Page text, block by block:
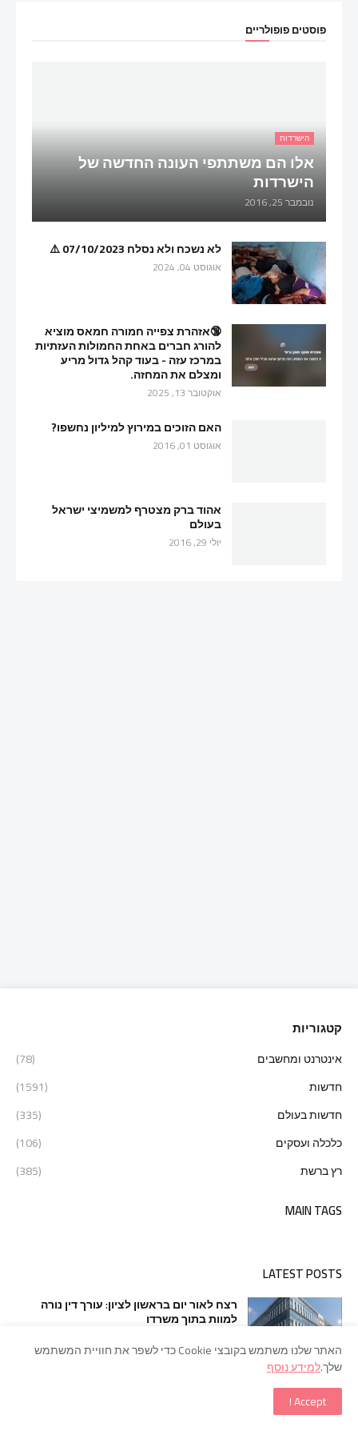
פוסטים פופולריים
הישרדות
אלו הם משתתפי העונה החדשה של
הישרדות
נובמבר 25, 2016
לא נשכח ולא נסלח 07/10/2023 ⚠️
אוגוסט 04, 2024
🔞אזהרת צפייה חמורה חמאס מוציא
להורג חברים באחת החמולות העזתיות
במרכז עזה - בעוד קהל גדול מריע
ומצלם את המחזה.
אוקטובר 13, 2025
האם הזוכים במירוץ למיליון נחשפו?
אוגוסט 01, 2016
אהוד ברק מצטרף למשמיצי ישראל
בעולם
יולי 29, 2016
קטגוריות
אינטרנט ומחשבים
(78)
חדשות
(1591)
חדשות בעולם
(335)
כלכלה ועסקים
(106)
רץ ברשת
(385)
MAIN TAGS
LATEST POSTS
רצח לאור יום בראשון לציון: עורך דין נורה
למוות בתוך משרדו
האתר שלנו משתמש בקובצי Cookie כדי לשפר את חוויית המשתמש
שלך.למידע נוסף
Accept !